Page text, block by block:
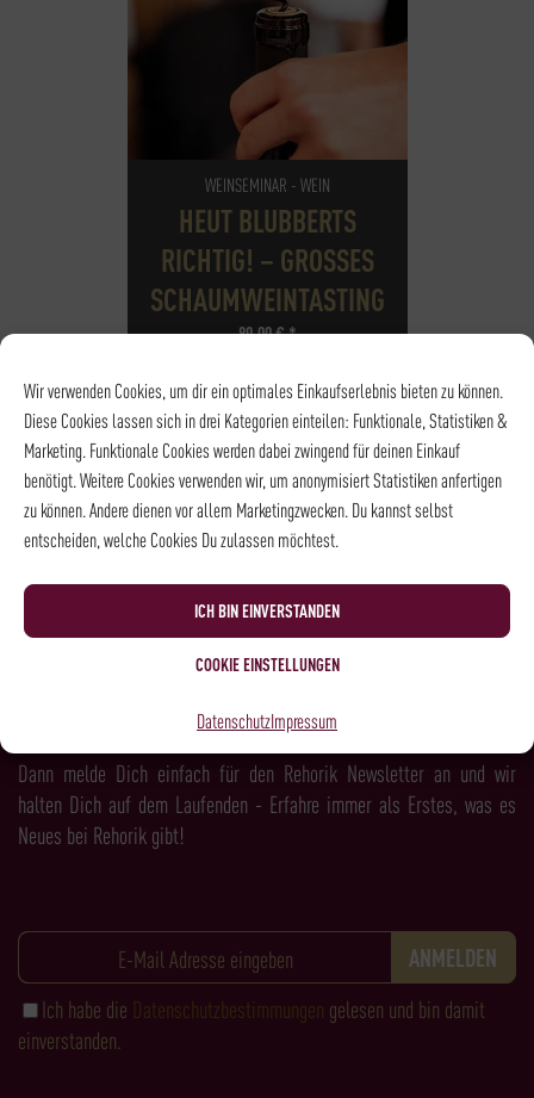
Wir verwenden Cookies, um dir ein optimales Einkaufserlebnis bieten zu können.
Diese Cookies lassen sich in drei Kategorien einteilen: Funktionale, Statistiken &
Marketing. Funktionale Cookies werden dabei zwingend für deinen Einkauf
benötigt. Weitere Cookies verwenden wir, um anonymisiert Statistiken anfertigen
zu können. Andere dienen vor allem Marketingzwecken. Du kannst selbst
entscheiden, welche Cookies Du zulassen möchtest.
ICH BIN EINVERSTANDEN
COOKIE EINSTELLUNGEN
DatenschutzImpressum
WEINSEMINAR - WEIN
HEUT BLUBBERTS
RICHTIG! – GROSSES S
CHAUMWEINTASTING
89,00€*
DATUM 04.09.2026
UHRZEIT 18:30 - 21:00
ORT Stammhaus |
Weinkeller
NEWSLETTER
Dann melde Dich einfach für den Rehorik Newsletter an und wir
halten Dich auf dem Laufenden - Erfahre immer als Erstes, was es
Neues bei Rehorik gibt!
Ich habe die Datenschutzbestimmungen gelesen und bin damit
einverstanden.